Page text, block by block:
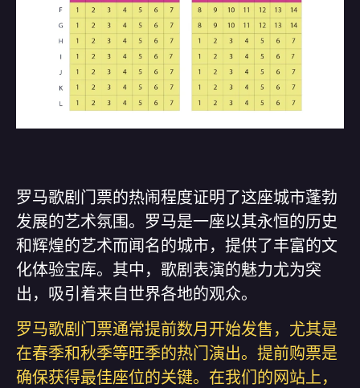
罗马歌剧门票的热闹程度证明了这座城市蓬勃
发展的艺术氛围。罗马是一座以其永恒的历史
和辉煌的艺术而闻名的城市，提供了丰富的文
化体验宝库。其中，歌剧表演的魅力尤为突
出，吸引着来自世界各地的观众。
罗马歌剧门票通常提​​前数月开始发售，尤其是
在春季和秋季等旺季的热门演出。提前购票是
确保获得最佳座位的关键。在我们的网站上，